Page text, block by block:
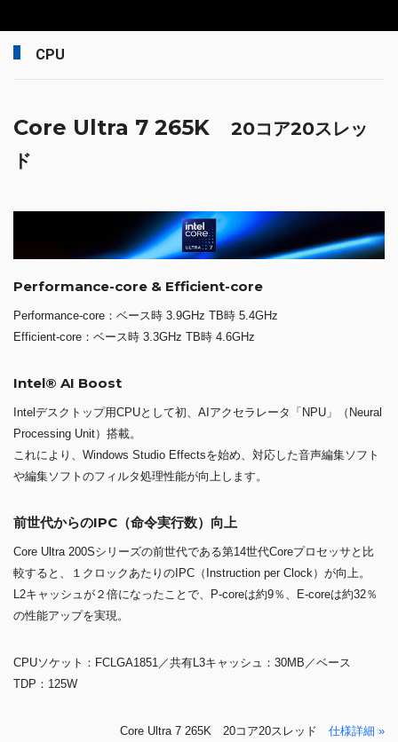
CPU
Core Ultra 7 265K 20コア20スレッ
ド
Performance-core & Efficient-core
Performance-core：ベース時 3.9GHz TB時 5.4GHz
Efficient-core：ベース時 3.3GHz TB時 4.6GHz
Intel® AI Boost
Intelデスクトップ用CPUとして初、AIアクセラレータ「NPU」（Neural
Processing Unit）搭載。
これにより、Windows Studio Effectsを始め、対応した音声編集ソフト
や編集ソフトのフィルタ処理性能が向上します。
前世代からのIPC（命令実行数）向上
Core Ultra 200Sシリーズの前世代である第14世代Coreプロセッサと比
較すると、１クロックあたりのIPC（Instruction per Clock）が向上。
L2キャッシュが２倍になったことで、P-coreは約9％、E-coreは約32％
の性能アップを実現。
CPUソケット：FCLGA1851／共有L3キャッシュ：30MB／ベース
TDP：125W
Core Ultra 7 265K 20コア20スレッド 仕様詳細 »